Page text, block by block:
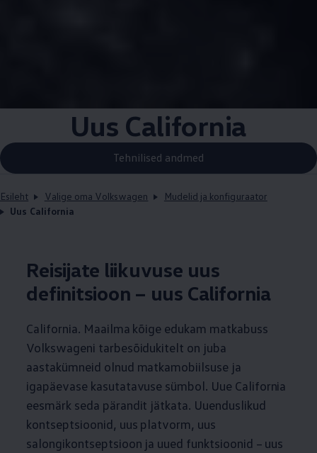
Uus California
Tehnilised andmed
Esileht Valige oma Volkswagen
Mudelid ja konfiguraator
Uus California
Reisijate liikuvuse uus
definitsioon – uus California
California. Maailma kõige edukam matkabuss
Volkswageni tarbesõidukitelt on juba
aastakümneid olnud matkamobiilsuse ja
igapäevase kasutatavuse sümbol. Uue California
eesmärk seda pärandit jätkata. Uuenduslikud
kontseptsioonid, uus platvorm, uus
salongikontseptsioon ja uued funktsioonid – uus